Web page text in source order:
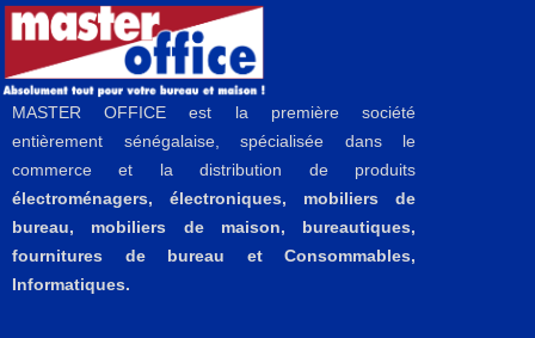
MASTER OFFICE est la première société
entièrement sénégalaise, spécialisée dans le
commerce et la distribution de produits
électroménagers, électroniques, mobiliers de
bureau, mobiliers de maison, bureautiques,
fournitures de bureau et Consommables,
Informatiques.